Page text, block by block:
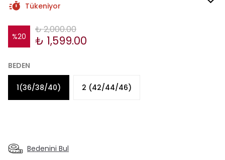
Tükeniyor
%20
₺ 2,000.00
₺ 1,599.00
BEDEN
1(36/38/40) 2 (42/44/46)
Bedenini Bul